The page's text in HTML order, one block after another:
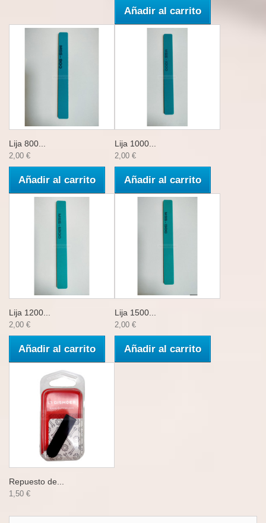
Añadir al carrito
Lija 800...
2,00 €
Añadir al carrito
Lija 1000...
2,00 €
Añadir al carrito
Lija 1200...
2,00 €
Añadir al carrito
Lija 1500...
2,00 €
Añadir al carrito
Repuesto de...
1,50 €